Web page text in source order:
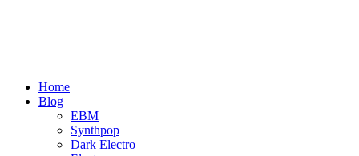
Home
Blog
EBM
Synthpop
Dark Electro